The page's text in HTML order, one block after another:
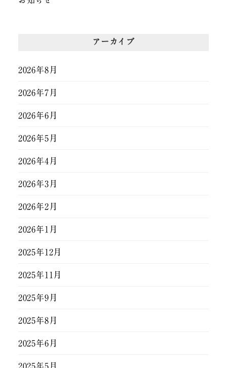
アーカイブ
2026年8月
2026年7月
2026年6月
2026年5月
2026年4月
2026年3月
2026年2月
2026年1月
2025年12月
2025年11月
2025年9月
2025年8月
2025年6月
2025年5月